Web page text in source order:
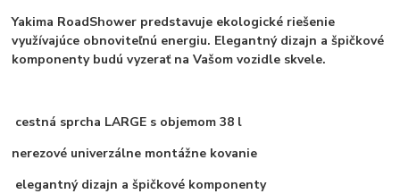
Yakima RoadShower predstavuje ekologické riešenie
využívajúce obnoviteľnú energiu. Elegantný dizajn a špičkové
komponenty budú vyzerať na Vašom vozidle skvele.
cestná sprcha LARGE s objemom 38 l
nerezové univerzálne montážne kovanie
elegantný dizajn a špičkové komponenty